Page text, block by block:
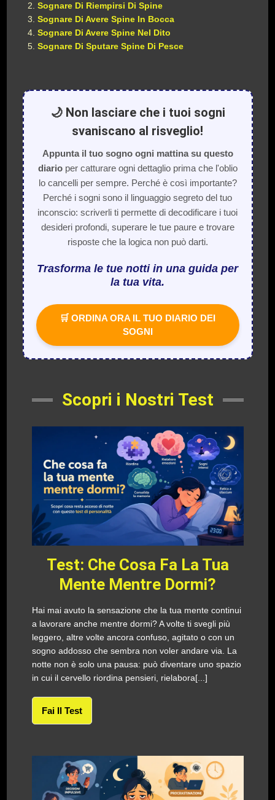
Sognare Di Riempirsi Di Spine
Sognare Di Avere Spine In Bocca
Sognare Di Avere Spine Nel Dito
Sognare Di Sputare Spine Di Pesce
🌙 Non lasciare che i tuoi sogni
svaniscano al risveglio!
Appunta il tuo sogno ogni mattina su questo
diarioper catturare ogni dettaglio prima che l'oblio
lo cancelli per sempre. Perché è così importante?
Perché i sogni sono il linguaggio segreto del tuo
inconscio: scriverli ti permette di decodificare i tuoi
desideri profondi, superare le tue paure e trovare
risposte che la logica non può darti.
Trasforma le tue notti in una guida per
la tua vita.
🛒 ORDINA ORA IL TUO DIARIO DEI
SOGNI
Scopri i Nostri Test
Test: Che Cosa Fa La Tua
Mente Mentre Dormi?
Hai mai avuto la sensazione che la tua mente continui
a lavorare anche mentre dormi? A volte ti svegli più
leggero, altre volte ancora confuso, agitato o con un
sogno addosso che sembra non voler andare via. La
notte non è solo una pausa: può diventare uno spazio
in cui il cervello riordina pensieri, rielabora[...]
Fai Il Test